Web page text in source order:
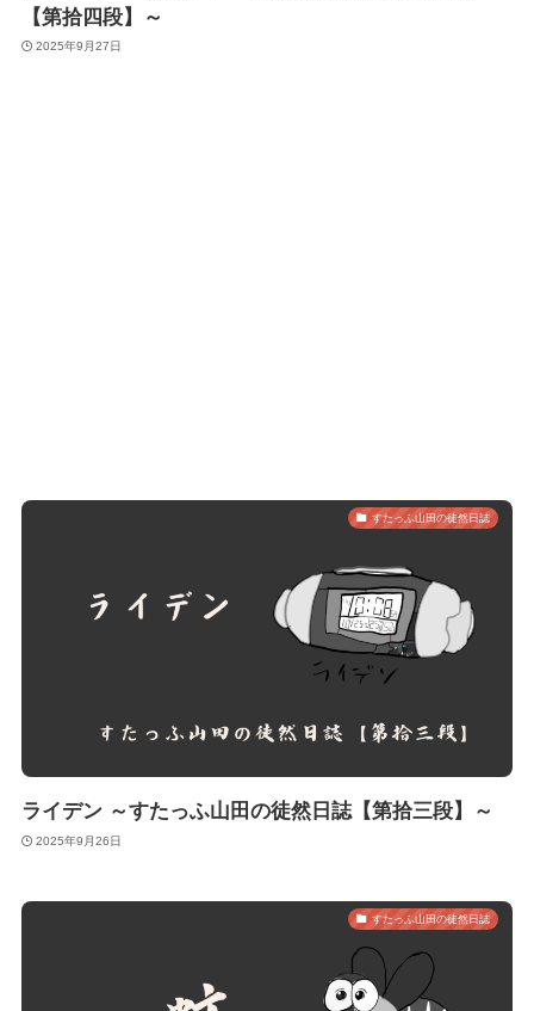
【第拾四段】～
2025年9月27日
すたっふ山田の徒然日誌
ライデン ～すたっふ山田の徒然日誌【第拾三段】～
2025年9月26日
すたっふ山田の徒然日誌